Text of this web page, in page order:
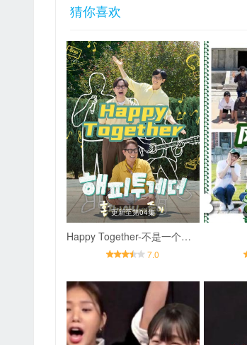
猜你喜欢
更新至第04集
Happy Together-不是一个人真好
7.0